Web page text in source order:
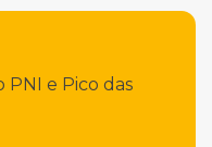
e Pico das